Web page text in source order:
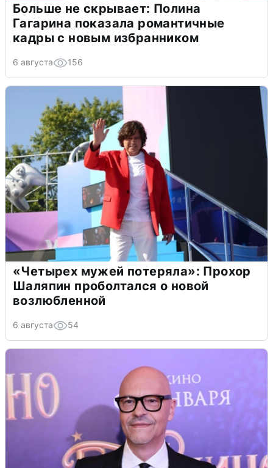
Больше не скрывает: Полина
Гагарина показала романтичные
кадры с новым избранником
6 августа 156
«Четырех мужей потеряла»: Прохор
Шаляпин проболтался о новой
возлюбленной
6 августа 54